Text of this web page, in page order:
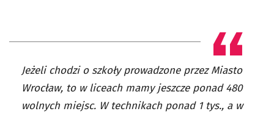
Jeżeli chodzi o szkoły prowadzone przez Miasto
Wrocław, to w liceach mamy jeszcze ponad 480
wolnych miejsc. W technikach ponad 1 tys., a w